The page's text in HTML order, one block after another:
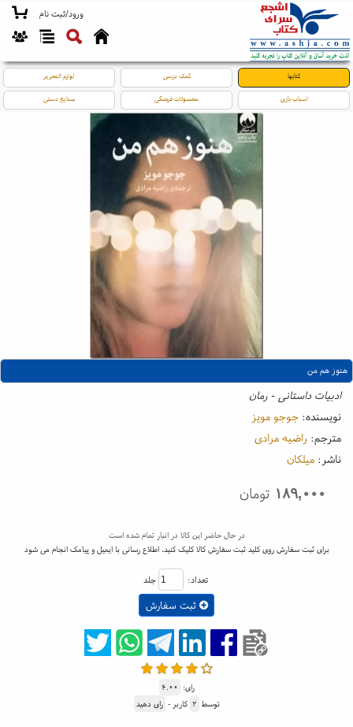
ورود/ثبت نام
کتابها کمک درسی لوازم التحریر
اسباب بازی محصولات فرهنگی صنایع دستی
هنوز هم من
ادبیات داستانی - رمان
نویسنده: جوجو مویز
مترجم: راضیه مرادی
ناشر: میلکان
۱۸۹,۰۰۰ تومان
در حال حاضر این کالا در انبار تمام شده است
برای ثبت سفارش روی کلید ثبت سفارش کالا کلیک کنید، اطلاع رسانی با ایمیل و پیامک انجام می شود
تعداد: جلد
ثبت سفارش
رای: ۴.۰۰
توسط ۲ کاربر - رای دهید